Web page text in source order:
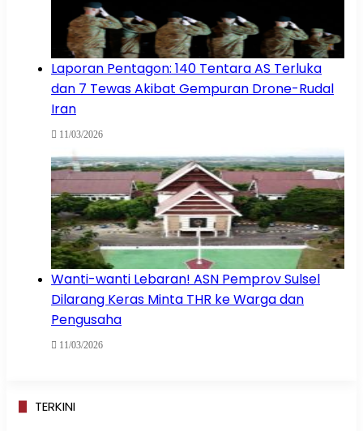
Laporan Pentagon: 140 Tentara AS Terluka
dan 7 Tewas Akibat Gempuran Drone-Rudal
Iran
11/03/2026
Wanti-wanti Lebaran! ASN Pemprov Sulsel
Dilarang Keras Minta THR ke Warga dan
Pengusaha
11/03/2026
TERKINI